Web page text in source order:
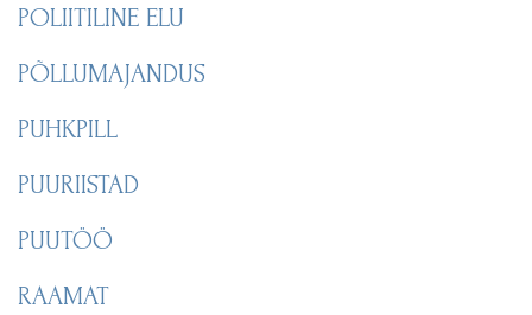
POLIITILINE ELU
PÕLLUMAJANDUS
PUHKPILL
PUURIISTAD
PUUTÖÖ
RAAMAT